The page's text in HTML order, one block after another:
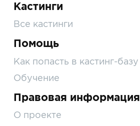
Кастинги
Все кастинги
Помощь
Как попасть в кастинг-базу
Обучение
Правовая информация
О проекте